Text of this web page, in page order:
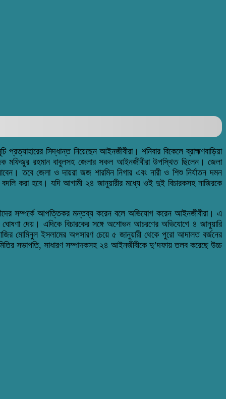
সিদ্ধান্ত নিয়েছেন আইনজীবীরা। শনিবার বিকেলে ব্রাহ্মণবাড়িয়া
মফিজুর রহমান বাবুলসহ জেলার সকল আইনজীবীরা উপস্থিত ছিলেন। জেলা
তবে জেলা ও দায়রা জজ শারমিন নিগার এবং নারী ও শিশু নির্যাতন দমন
করা হবে। যদি আগামী ২৪ জানুয়ারীর মধ্যে ওই দুই বিচারকসহ নাজিরকে
সম্পর্কে আপত্তিকর মন্তব্য করেন বলে অভিযোগ করেন আইনজীবীরা। এ
দেয়। এদিকে বিচারকের সঙ্গে অশোভন আচরণের অভিযোগে ৪ জানুয়ারি
মোমিনুল ইসলামের অপসারণ চেয়ে ৫ জানুয়ারী থেকে পুরো আদালত বর্জনের
সভাপতি, সাধারণ সম্পাদকসহ ২৪ আইনজীবীকে দু’দফায় তলব করেছে উচ্চ